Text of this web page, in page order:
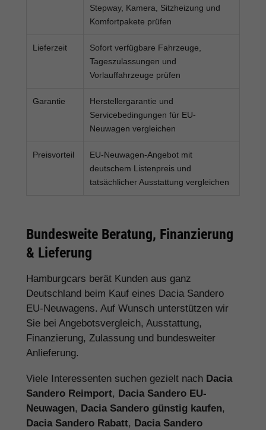
Stepway, Kamera, Sitzheizung und
Komfortpakete prüfen
Lieferzeit
Sofort verfügbare Fahrzeuge,
Tageszulassungen und
Vorlauffahrzeuge prüfen
Garantie
Herstellergarantie und
Servicebedingungen für EU-
Neuwagen vergleichen
Preisvorteil
EU-Neuwagen-Angebot mit
deutschem Listenpreis und
tatsächlicher Ausstattung vergleichen
Bundesweite Beratung, Finanzierung
& Lieferung
Hamburgcars berät Kunden aus ganz
Deutschland beim Kauf eines Dacia Sandero
EU-Neuwagens. Auf Wunsch unterstützen wir
Sie bei Angebotsvergleich, Ausstattung,
Finanzierung, Zulassung und bundesweiter
Anlieferung.
Viele Interessenten suchen gezielt nach Dacia
Sandero Reimport, Dacia Sandero EU-
Neuwagen, Dacia Sandero günstig kaufen,
Dacia Sandero Rabatt, Dacia Sandero